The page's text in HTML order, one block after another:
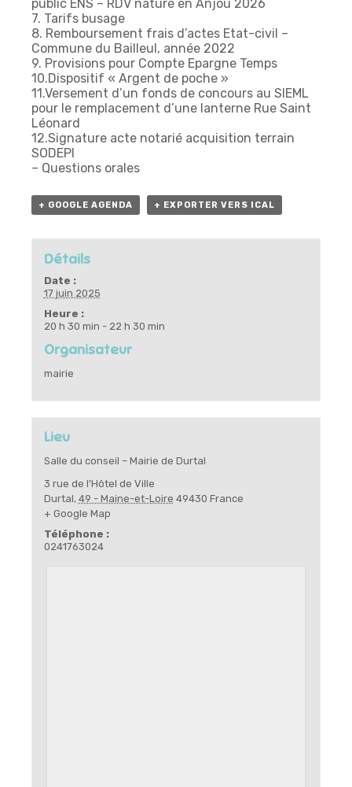
public ENS – RDV nature en Anjou 2026
7. Tarifs busage
8. Remboursement frais d’actes Etat-civil –
Commune du Bailleul, année 2022
9. Provisions pour Compte Epargne Temps
10.Dispositif « Argent de poche »
11.Versement d’un fonds de concours au SIEML
pour le remplacement d’une lanterne Rue Saint
Léonard
12.Signature acte notarié acquisition terrain
SODEPI
– Questions orales
+ GOOGLE AGENDA + EXPORTER VERS ICAL
Détails
Date :
17 juin 2025
Heure :
20 h 30 min - 22 h 30 min
Organisateur
mairie
Lieu
Salle du conseil – Mairie de Durtal
3 rue de l'Hôtel de Ville
Durtal, 49 - Maine-et-Loire 49430 France
+ Google Map
Téléphone :
0241763024